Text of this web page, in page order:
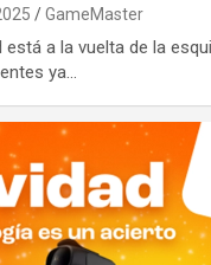
GameMaster
está a la vuelta de la
ya…